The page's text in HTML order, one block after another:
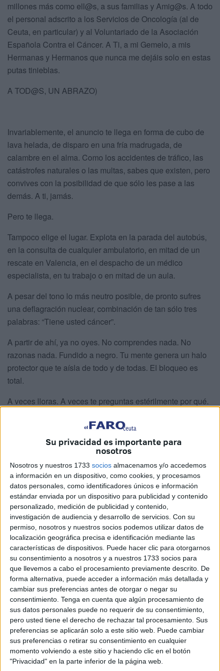
Su privacidad es importante para
nosotros
Nosotros y nuestros 1733 socios almacenamos y/o accedemos
a información en un dispositivo, como cookies, y procesamos
datos personales, como identificadores únicos e información
estándar enviada por un dispositivo para publicidad y contenido
personalizado, medición de publicidad y contenido,
investigación de audiencia y desarrollo de servicios. Con su
permiso, nosotros y nuestros socios podemos utilizar datos de
localización geográfica precisa e identificación mediante las
características de dispositivos. Puede hacer clic para otorgarnos
su consentimiento a nosotros y a nuestros 1733 socios para
que llevemos a cabo el procesamiento previamente descrito. De
forma alternativa, puede acceder a información más detallada y
cambiar sus preferencias antes de otorgar o negar su
consentimiento. Tenga en cuenta que algún procesamiento de
sus datos personales puede no requerir de su consentimiento,
pero usted tiene el derecho de rechazar tal procesamiento. Sus
preferencias se aplicarán solo a este sitio web. Puede cambiar
sus preferencias o retirar su consentimiento en cualquier
momento volviendo a este sitio y haciendo clic en el botón
"Privacidad" en la parte inferior de la página web.
millones más como ell@s, a sus familias y Amig@s. A todo
el personal adscrito a los Servicios de Oncología (al de
Ceuta, en particular) y al Voluntariado de la Asociación
Española Contra el Cáncer. A Ti, a mi Gemelo, a mis
Hermanas y Hermanos que nunca me dejáis solo en estas
putas tinieblas.
A TOD@S, UN ABRAZO)
Invariablemente, el anuncio te llega en forma de cubo de
lava helada, de disparo en una fría madrugada, de
calambre en el alma. Como los accidentes de tráfico, las
catástrofes naturales o las multas, sabes que existen, pero
convives con la posibilidad de que sólo les pase a las
demás. A ti, jamás.
Pero te llega.
Tampoco elige el lugar. Explota en la parada del autobús,
en la consulta de cualquier ambulatorio, en mitad de un
rescate en Valencia, en el despacho de un médico
especialista, en tu trabajo o en mitad de un aula.
A pesar del tono lo más neutro posible, de pronto sufres
una deflagración nuclear, combinación de tan sólo tres
palabras: “Tiene usted cáncer”.
A partir de ahí, ya no oyes. No comprendes nada. No
razonas nada. Fundido a negro. Tu mente genera un halo
protector que te aísla de todo y de todas. El bloqueo es
total.
A veces lloras. A veces te preguntas estérilmente por qué.
que no puedes ver desde hace años. A veces no
entiendes nada. A veces te preguntas qué mal has hecho
para merecer tanto castigo, como si tu mierda de
enfermedad tuviese algo que ver con supuestos pecados.
A veces, si puedes, hablas sin parar, como una presa que
se libera de la brutal presión del agua almacenada. A
veces lloras sin parar, en silencio. A veces miras el sol de
frente y empiezas a andar, y a veces buscas Luz en los
abrazos de quien te quiere. Pero, reacciones como
reacciones, lo que siempre ocurre es que,
automáticamente, te sientes en otra dimensión, mientras
que las demás te van situando en el “no sabe, no
responde” de la vida. Y, poco a poco, lo quieras o no, te
encastras/encastran en el apartado de las “próximamente
ausentes”.